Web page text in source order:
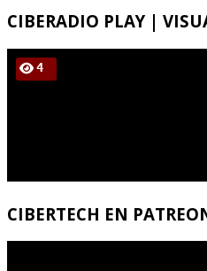
CIBERADIO PLAY |
CIBERTECH EN